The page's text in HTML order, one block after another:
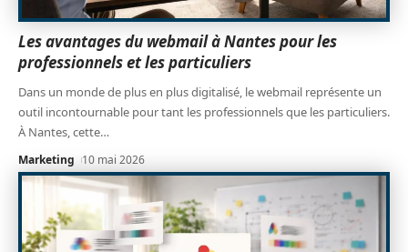
Les avantages du webmail à Nantes pour les
professionnels et les particuliers
Dans un monde de plus en plus digitalisé, le webmail représente un
outil incontournable pour tant les professionnels que les particuliers.
À Nantes, cette…
Marketing 10 mai 2026